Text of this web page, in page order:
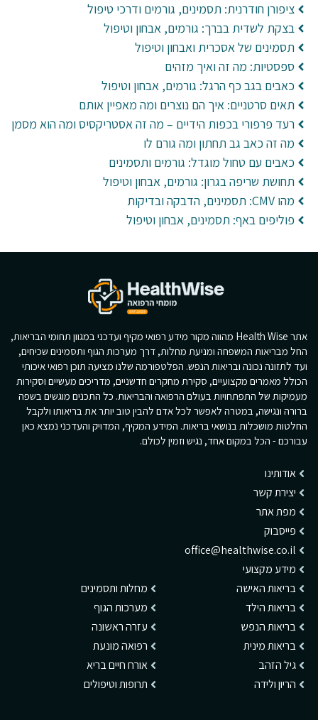
ציפורן חודרנית: תסמינים, גורמים ודרכי טיפול
בצקת לשדית בברך: גורמים, אבחון וטיפול
תסמינים של אסכרית ואבחון וטיפול
ספסטיות: מה זה ואיך מזהים
כאבים בגב כף הרגל: גורמים, אבחון וטיפול
תאים סרטניים: איך הם נוצרים ומה מאפיין אותם
רעד פרפורי בכפות הידיים – מה זה אסטריקסיס ומה הוא מסמן
מה זה כאב גב תחתון ומה גורם לו
כאבים עם טחול מוגדל: גורמים ותסמינים
תחושת שריפה בגרון: גורמים, אבחון וטיפול
מהו CMV: תסמינים, הדבקה ובדיקות
פוליפים באף: תסמינים, אבחון וטיפול
אתר Health Wise מהווה מקור מידע רפואי מקיף ועדכני במגוון תחומי הבריאות,
החל מבריאות המשפחה ומניעת מחלות, דרך מערכות הגוף ותסמינים שכיחים,
ועד לתזונה נכונה ובריאות הנפש. הפלטפורמה שלנו מציעה תוכן רפואי איכותי
הכולל מאמרים מקצועיים, סקירת מחקרים חדשניים, מדריכים מעשיים וסקירות
מעמיקות של התפתחויות בעולם הרפואה והבריאות. כל התכנים מוגשים בשפה
ברורה ונגישה, במטרה לאפשר לכל אדם להבין טוב יותר את בריאותו ולקבל
החלטות מושכלות בנושאי בריאות. המידע המקיף, המדויק והעדכני נמצא כאן
עבורכם - הכל במקום אחד, נגיש וזמין לכולם.
אודותינו
יצירת קשר
מפת אתר
פייסבוק
office@healthwise.co.il
מידע מקצועי
בריאות האישה
בריאות הילד
בריאות הנפש
בריאות מינית
גיל הזהב
הריון ולידה
מחלות ותסמינים
מערכות הגוף
עזרה ראשונה
רפואה מונעת
אורח חיים בריא
תרופות וטיפולים